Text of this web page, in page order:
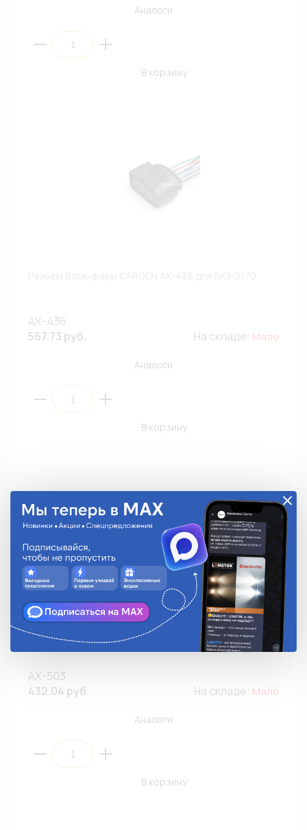
Аналоги
В корзину
AX-436
567.73 руб.
На складе: Мало
Аналоги
В корзину
Разъем блок-фары CARGEN AX-503 для ГАЗ-3302
AX-503
432.04 руб.
На складе: Мало
Аналоги
В корзину